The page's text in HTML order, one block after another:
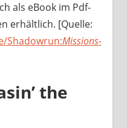
als eBook im Pdf-
erhältlich. [Quelle:
Shadowrun:Missions-
the